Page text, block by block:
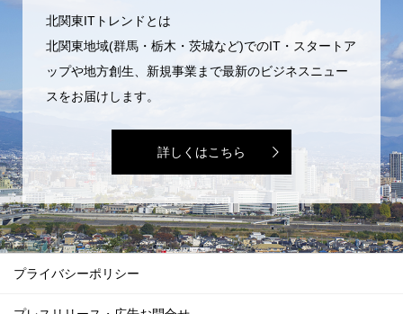
北関東ITトレンドとは
北関東地域(群馬・栃木・茨城など)でのIT・スタートア
ップや地方創生、新規事業まで最新のビジネスニュー
スをお届けします。
詳しくはこちら
プライバシーポリシー